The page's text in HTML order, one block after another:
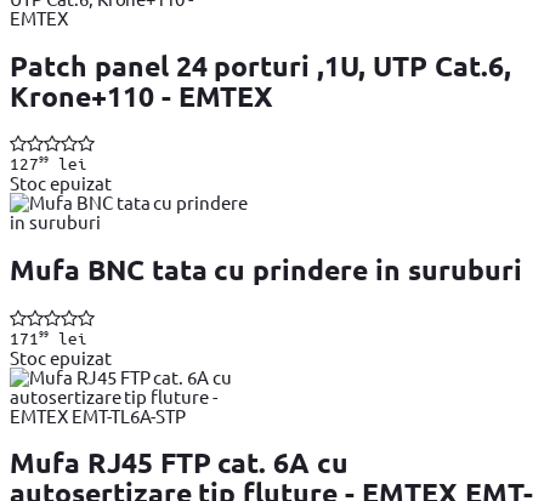
Patch panel 24 porturi ,1U, UTP Cat.6,
Krone+110 - EMTEX
12799lei
Stoc epuizat
Mufa BNC tata cu prindere in suruburi
171 99lei
Stoc epuizat
Mufa RJ45 FTP cat. 6A cu
autosertizare tip fluture - EMTEX EMT-